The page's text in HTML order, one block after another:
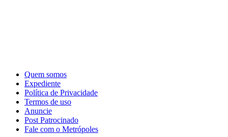
Quem somos
Expediente
Política de Privacidade
Termos de uso
Anuncie
Post Patrocinado
Fale com o Metrópoles